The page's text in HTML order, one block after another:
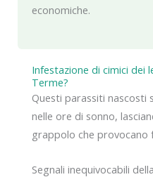
Infestazione di cimici dei
Terme?
Questi parassiti nascosti
nelle ore di sonno,
grappolo che provocano
Segnali inequivocabili
economiche.